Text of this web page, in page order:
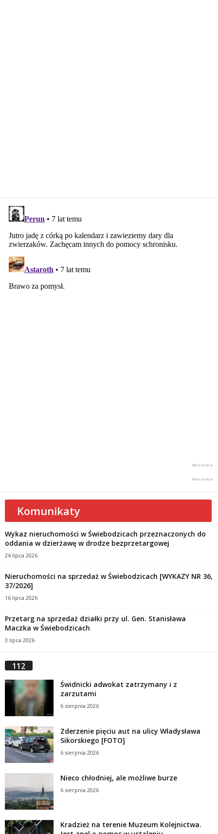
Komunikaty
Wykaz nieruchomości w Świebodzicach przeznaczonych do
oddania w dzierżawę w drodze bezprzetargowej
24 lipca 2026
Nieruchomości na sprzedaż w Świebodzicach [WYKAZY NR 36,
37/2026]
16 lipca 2026
Przetarg na sprzedaż działki przy ul. Gen. Stanisława
Maczka w Świebodzicach
3 lipca 2026
112
Świdnicki adwokat zatrzymany i z
zarzutami
6 sierpnia 2026
Zderzenie pięciu aut na ulicy Władysława
Sikorskiego [FOTO]
6 sierpnia 2026
Nieco chłodniej, ale możliwe burze
6 sierpnia 2026
Kradzież na terenie Muzeum Kolejnictwa.